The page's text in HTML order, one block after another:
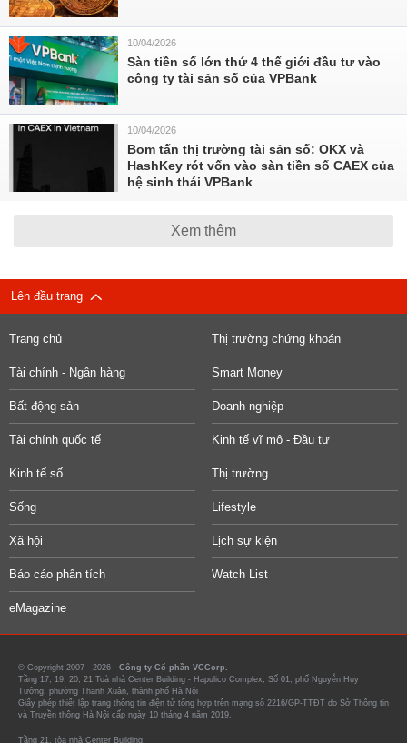
10/04/2026
Sàn tiền số lớn thứ 4 thế giới đầu tư vào
công ty tài sản số của VPBank
10/04/2026
Bom tấn thị trường tài sản số: OKX và
HashKey rót vốn vào sàn tiền số CAEX của
hệ sinh thái VPBank
Xem thêm
Lên đầu trang
Trang chủ Thị trường chứng khoán
Tài chính - Ngân hàng Smart Money
Bất động sản Doanh nghiệp
Tài chính quốc tế Kinh tế vĩ mô - Đầu tư
Kinh tế số Thị trường
Sống Lifestyle
Xã hội Lịch sự kiện
Báo cáo phân tích Watch List
eMagazine
© Copyright 2007 - 2026 - Công ty Cổ phần VCCorp.
Tầng 17, 19, 20, 21 Toà nhà Center Building - Hapulico Complex, Số 01, phố Nguyễn Huy
Tưởng, phường Thanh Xuân, thành phố Hà Nội
Giấy phép thiết lập trang thông tin điện tử tổng hợp trên mạng số 2216/GP-TTĐT do Sở Thông tin
và Truyền thông Hà Nội cấp ngày 10 tháng 4 năm 2019.
Tầng 21, tòa nhà Center Building.